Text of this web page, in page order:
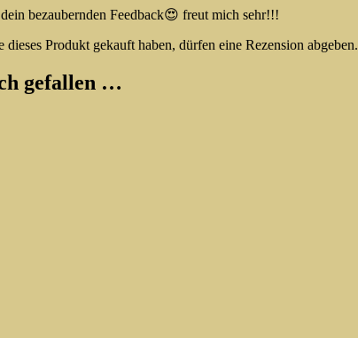
bezaubernden Feedback😍 freut mich sehr!!!
Produkt gekauft haben, dürfen eine Rezension abgeben.
gefallen …